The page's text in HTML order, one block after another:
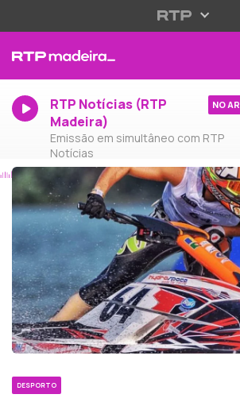
RTP Notícias (RTP
Madeira)
Emissão em simultâneo com RTP
Notícias
NO AR
DESPORTO